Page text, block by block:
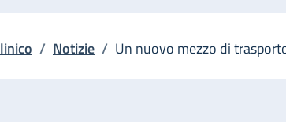
pane
/ Notizie / Un nuovo mezzo di